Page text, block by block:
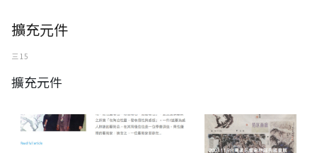
擴充元件
三 15
擴充元件